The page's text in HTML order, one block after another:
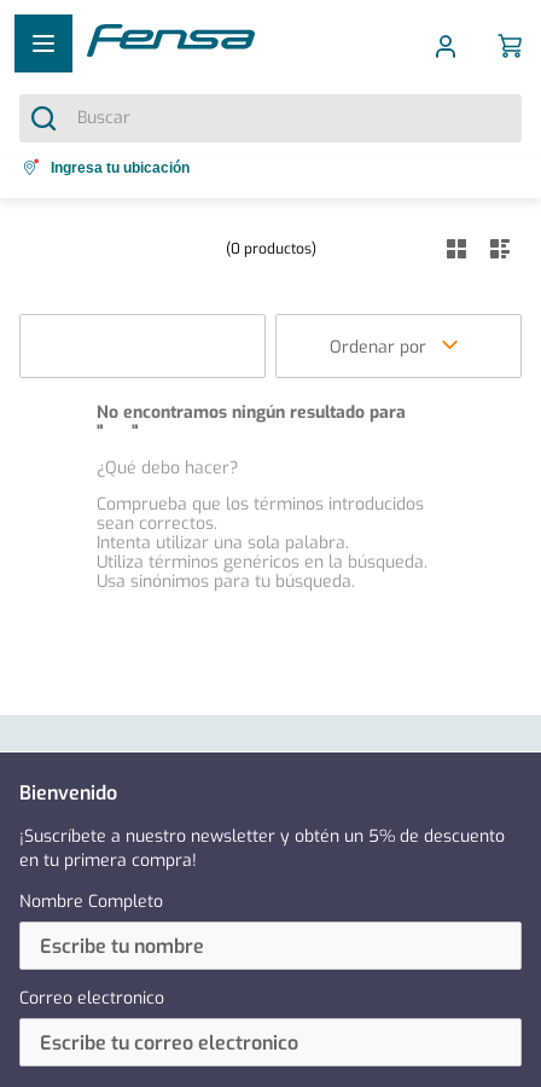
Buscar
Términos más buscados
5. secadora
Ingresa tu ubicación
0 productos
Ordenar por
No encontramos ningún resultado para
"
"
¿Qué debo hacer?
Comprueba que los términos introducidos
sean correctos.
Intenta utilizar una sola palabra.
Utiliza términos genéricos en la búsqueda.
Usa sinónimos para tu búsqueda.
Bienvenido
¡Suscríbete a nuestro newsletter y obtén un 5% de descuento
en tu primera compra!
Nombre Completo
Correo electronico